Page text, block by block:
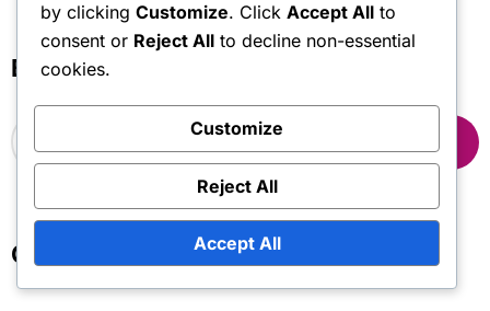
Buscar
S
e
h
f
o
Categorías
by clicking Customize. Click Accept All to
consent or Reject All to decline non-essential
cookies.
Customize
Reject All
Accept All